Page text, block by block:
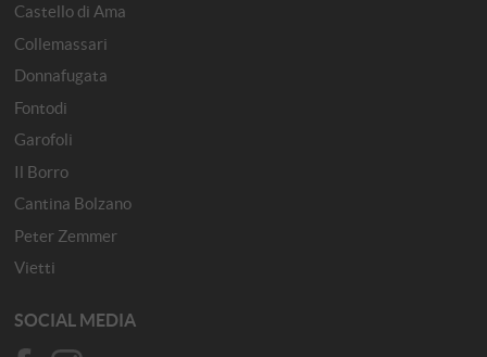
Castello di Ama
Collemassari
Donnafugata
Fontodi
Garofoli
Il Borro
Cantina Bolzano
Peter Zemmer
Vietti
SOCIAL MEDIA